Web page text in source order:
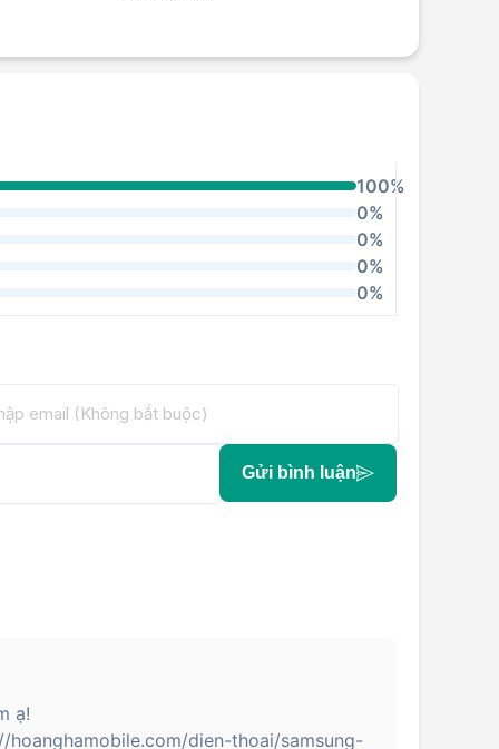
100%
0%
0%
0%
0%
Gửi bình luận
ạ!
hoanghamobile.com/dien-thoai/samsung-